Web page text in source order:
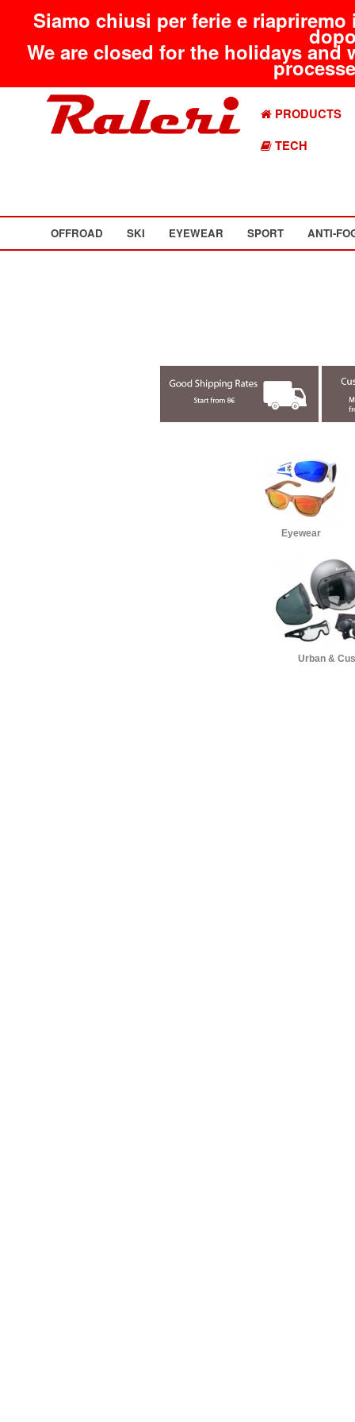
Siamo chiusi per ferie e
We are closed for the holidays
PRODUCTS
TECH
OFFROAD SKI EYEWEAR SPORT ANTI-
Eyewear
Urban &